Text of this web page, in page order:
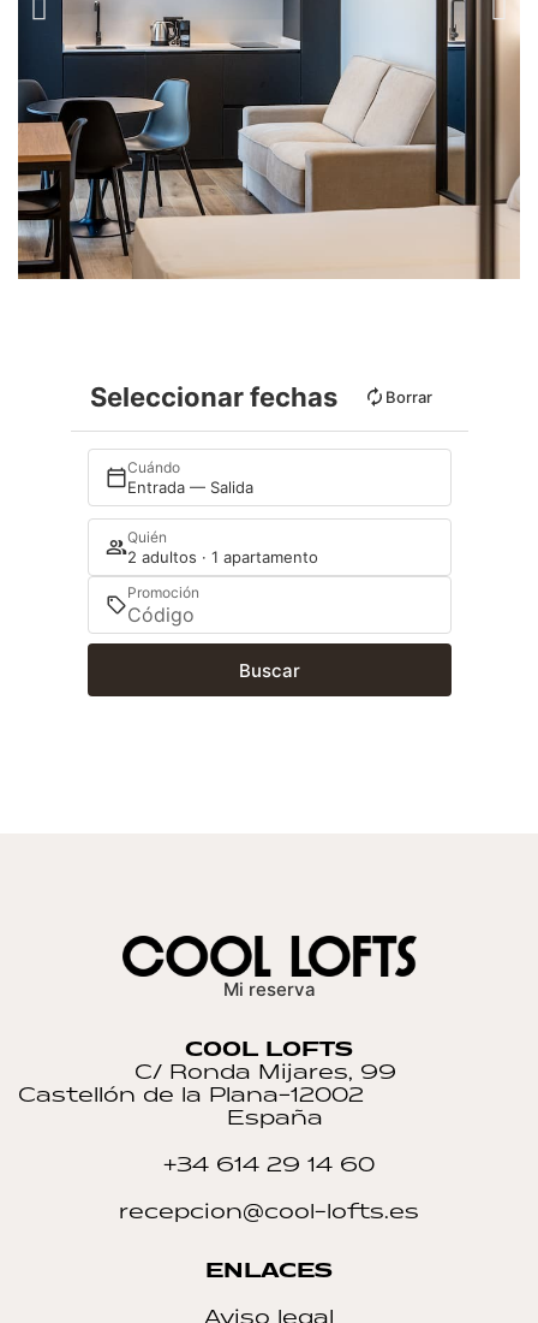
Seleccionar fechas Borrar
Cuándo
Entrada — Salida
Quién
2 adultos · 1 apartamento
Promoción
Buscar
Mi reserva
COOL LOFTS
C/ Ronda Mijares, 99
Castellón de la Plana–12002
España
+34 614 29 14 60
recepcion@cool-lofts.es
ENLACES
Aviso legal